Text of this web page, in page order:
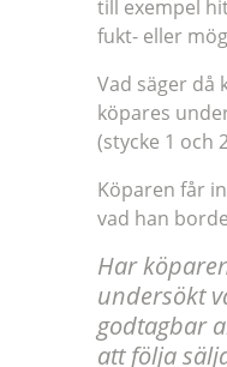
till exempel
fukt- eller
Vad säger då
köpares
(stycke 1 och
Köparen får
vad han
Har
undersökt
godtagbar
att följa